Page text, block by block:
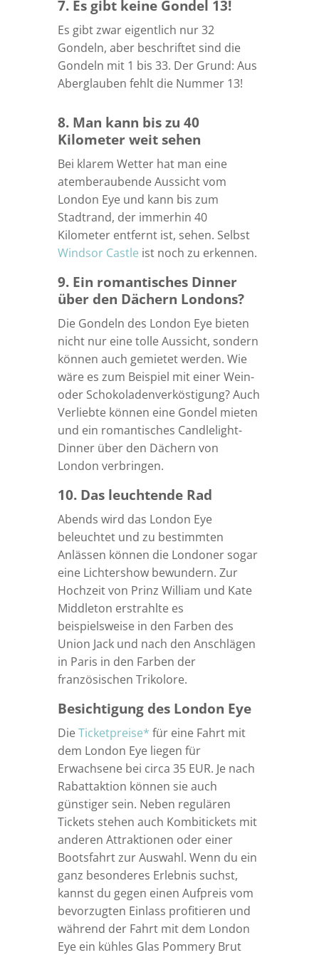
7. Es gibt keine Gondel 13!
Es gibt zwar eigentlich nur 32
Gondeln, aber beschriftet sind die
Gondeln mit 1 bis 33. Der Grund: Aus
Aberglauben fehlt die Nummer 13!
8. Man kann bis zu 40
Kilometer weit sehen
Bei klarem Wetter hat man eine
atemberaubende Aussicht vom
London Eye und kann bis zum
Stadtrand, der immerhin 40
Kilometer entfernt ist, sehen. Selbst
Windsor Castle ist noch zu erkennen.
9. Ein romantisches Dinner
über den Dächern Londons?
Die Gondeln des London Eye bieten
nicht nur eine tolle Aussicht, sondern
können auch gemietet werden. Wie
wäre es zum Beispiel mit einer Wein-
oder Schokoladenverköstigung? Auch
Verliebte können eine Gondel mieten
und ein romantisches Candlelight-
Dinner über den Dächern von
London verbringen.
10. Das leuchtende Rad
Abends wird das London Eye
beleuchtet und zu bestimmten
Anlässen können die Londoner sogar
eine Lichtershow bewundern. Zur
Hochzeit von Prinz William und Kate
Middleton erstrahlte es
beispielsweise in den Farben des
Union Jack und nach den Anschlägen
in Paris in den Farben der
französischen Trikolore.
Besichtigung des London Eye
DieTicketpreise* für eine Fahrt mit
dem London Eye liegen für
Erwachsene bei circa 35 EUR. Je nach
Rabattaktion können sie auch
günstiger sein. Neben regulären
Tickets stehen auch Kombitickets mit
anderen Attraktionen oder einer
Bootsfahrt zur Auswahl. Wenn du ein
ganz besonderes Erlebnis suchst,
kannst du gegen einen Aufpreis vom
bevorzugten Einlass profitieren und
während der Fahrt mit dem London
Eye ein kühles Glas Pommery Brut